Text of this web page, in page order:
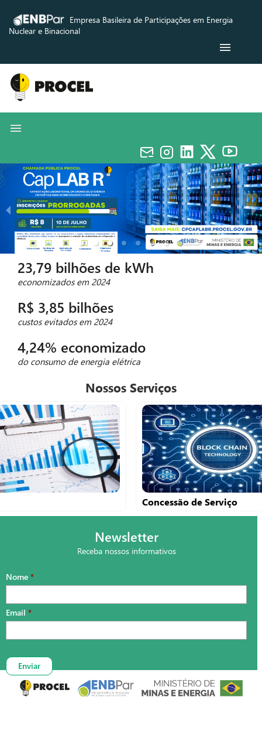
Empresa Basileira de Participações em Energia
Nuclear e Binacional
23,79 bilhões de kWh
economizados em 2024
R$ 3,85 bilhões
custos evitados em 2024
4,24% economizado
do consumo de energia elétrica
Nossos Serviços
Concessão de Serviço
Newsletter
Receba nossos informativos
Nome
Email
Enviar